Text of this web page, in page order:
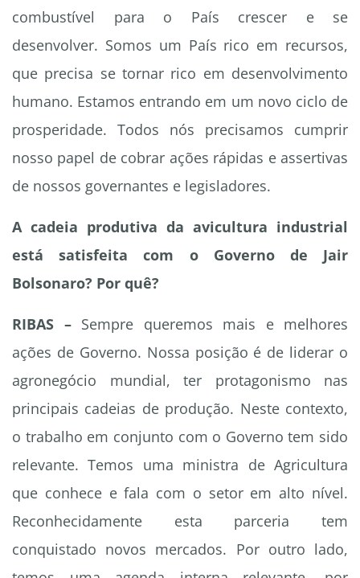
combustível para o País crescer e se
desenvolver. Somos um País rico em recursos,
que precisa se tornar rico em desenvolvimento
humano. Estamos entrando em um novo ciclo de
prosperidade. Todos nós precisamos cumprir
nosso papel de cobrar ações rápidas e assertivas
de nossos governantes e legisladores.
A cadeia produtiva da avicultura industrial
está satisfeita com o Governo de Jair
Bolsonaro? Por quê?
RIBAS –Sempre queremos mais e melhores
ações de Governo. Nossa posição é de liderar o
agronegócio mundial, ter protagonismo nas
principais cadeias de produção. Neste contexto,
o trabalho em conjunto com o Governo tem sido
relevante. Temos uma ministra de Agricultura
que conhece e fala com o setor em alto nível.
Reconhecidamente esta parceria tem
conquistado novos mercados. Por outro lado,